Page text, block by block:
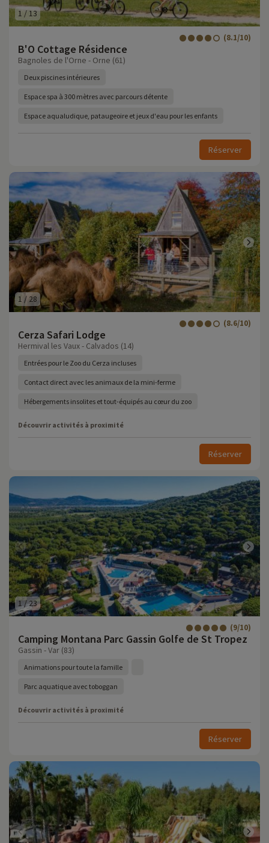
1/13
B'O Cottage Résidence
(8.1/10)
Bagnoles de l'Orne - Orne (61)
Deux piscines intérieures
Espace spa à 300 mètres avec parcours détente
Espace aqualudique, pataugeoire et jeux d'eau pour les enfants
Réserver
1 /28
Cerza Safari Lodge
(8.6/10)
Hermival les Vaux - Calvados (14)
Entrées pour le Zoo du Cerza incluses
Contact direct avec les animaux de la mini-ferme
Hébergements insolites et tout-équipés au cœur du zoo
Découvrir activités à proximité
Réserver
1 /23
Camping Montana Parc Gassin Golfe de St Tropez
(9/10)
Gassin - Var (83)
Animations pour toute la famille
Parc aquatique avec toboggan
Découvrir activités à proximité
Réserver